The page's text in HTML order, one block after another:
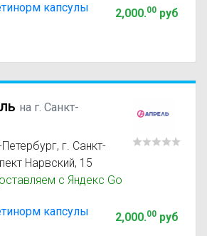
капсулы
2,000.00руб
на г. Санкт-
Петербург, г. Санкт-
Нарвский, 15
с Яндекс Go
капсулы
2,000.00руб